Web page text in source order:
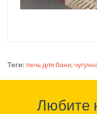
Теги: печь для бани,
Любите